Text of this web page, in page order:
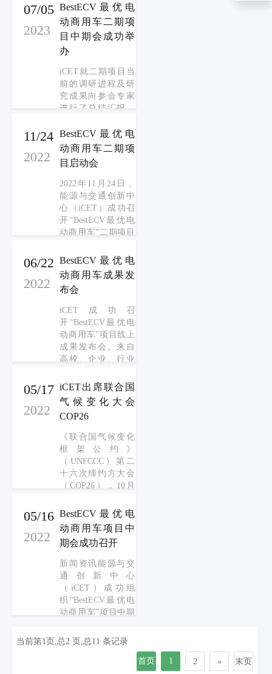
来自高校、企业、
行业组织以及研究
机构的10余位专家
以线上及线下的形
式参与会议。iCET
就二期项目的研究
成果及调研结果向
参会专家进行了总
结汇报，认真听取
最终成果的意见与
建议，并与专家一
起对项目的下一期
研究方向进行了分
07/05
2023
BestECV最优电
动商用车二期项
目中期会成功举
办
iCET就二期项目当
前的调研进程及研
究成果向参会专家
进行了总结汇报，
专家对项目目前成
果的意见与建议，
并与专家一起对项
目的下一步研究方
向进行了分析和展
望。
11/24
2022
BestECV最优电
动商用车二期项
目启动会
2022年11月24日，
能源与交通创新中
心（iCET）成功召
开“BestECV最优电
动商用车”二期项目
高校、企业、行业
组织以及研究机构
的20余位专家参
会。iCET对二期项
目工作计划做了详
细的介绍，并与专
家展开了深度的探
讨。
06/22
2022
BestECV最优电
动商用车成果发
布会
iCET成功召
开“BestECV最优电
动商用车”项目线上
成果发布会。来自
高校、企业、行业
的近30位专家参
会。iCET就以上项
目的研究成果向参
会专家进行了总结
汇报，并认真听取
了与会专家对项目
成果的意见与建
议，并与专家一起
对项目的下一步研
05/17
2022
iCET出席联合国
气候变化大会
COP26
《联合国气候变化
框架公约》
（UNFCCC）第二
十六次缔约方大会
（COP26），10月
英国苏格兰城市格
拉斯哥召开。本次
大会包括UNFCCC
第26次缔约方会议
等多个相关活动，
就《公约》、《京
都议定书》、《巴
黎协定》及《公
约》附属机构下的
金、技术、透明
05/16
2022
BestECV最优电
动商用车项目中
期会成功召开
新闻资讯能源与交
通创新中心
（iCET）成功组
织“BestECV最优电
动商用车”项目中期
校、企业、行业组
织以及研究机构的
当前第1页,总2 页,总11 条记录
首页 1 2 » 末页